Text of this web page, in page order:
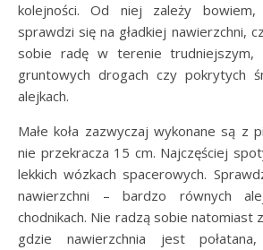
kolejności. Od niej zależy
sprawdzi się na gładkiej nawierzchni,
sobie radę w terenie trudniejszym,
gruntowych drogach czy pokrytych
alejkach.
Małe koła zazwyczaj wykonane są z
nie przekracza 15 cm. Najczęściej
lekkich wózkach spacerowych.
nawierzchni – bardzo równych
chodnikach. Nie radzą sobie natomiast
gdzie nawierzchnia jest